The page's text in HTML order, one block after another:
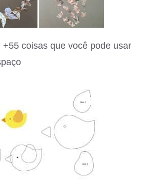
coisas que você pode usar